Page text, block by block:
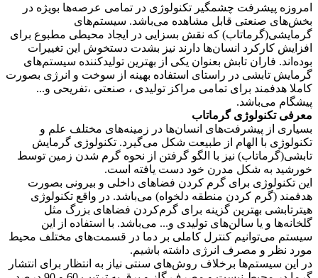
امروزه پیشرفت چشمگیر تکنولوژی در تمامی عرصه‌ها بویژه در
بخش‌های صنعتی قابل مشاهده می‌باشد. سیستم‌های
گرمایشی(گرماتاب) که نقش بسزایی در ایجاد محیطی مطبوع برای
افزایش کارکرد انسان‌ها‌ دارند نیز بشدت دستخوش این تغییرات
بوده‌اند. فاران تابش بعنوان یکی از بهترین تولید‌کننده سیستم‌های
گرمایش تابشی در راستای استفاده بهینه از سوخت و انرژی بصورت
کاملا هدفمند برای تمامی مراکز تولیدی ، صنعتی ،تفریحی و...
پیشگام می‌باشد.
معرفی تکنولوژی گرماتاب
بسیاری از پیشرفت‌های انسان‌ها در زمینه‌های مختلف علم و
تکنولوژی با الهام از طبیعت شکل می‌گیرد. تکنولوژی گرمایش
تابشی(گرماتاب) نیز با الگو گرفتن از نحوه گرم شدن زمین توسط
خورشید به شکل مدرن خود دست یافته است.
این تکنولوژی برای گرم کردن فضاهای داخلی و بیرونی بصورت
هدفمند (گرم کردن منطقه دلخواه) می‌باشد. در واقع تکنولوژی
هیترتابشی بهترین گزینه برای گرم‌کردن فضاهای بزرگ مثل
گلخانه‌ها و یا سالن‌های تولیدی و... می‌باشد. با استفاده از این
سیستم می‌توانیم کنترل کاملی بر دما در قسمت‌های مختلف محیط
مورد نظر و مصرف انرژی داشته باشیم.
در این سیستم‌ها برخلاف روش‌های سنتی نیاز به انتظار برای انتشار